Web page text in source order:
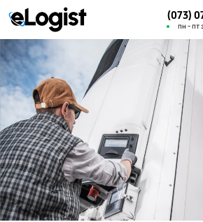
(073)
пн - пт